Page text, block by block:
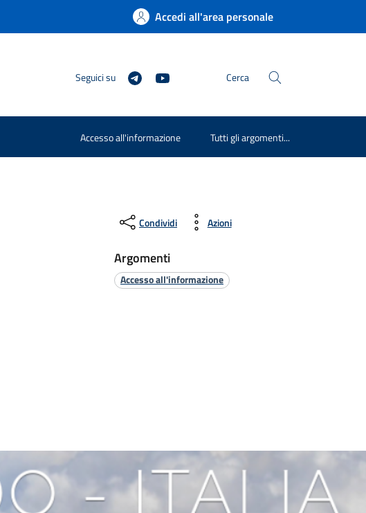
Accedi all'area personale
Seguici su Cerca
Accesso all'informazione Tutti gli argomenti...
Condividi Azioni
Argomenti
Accesso all'informazione